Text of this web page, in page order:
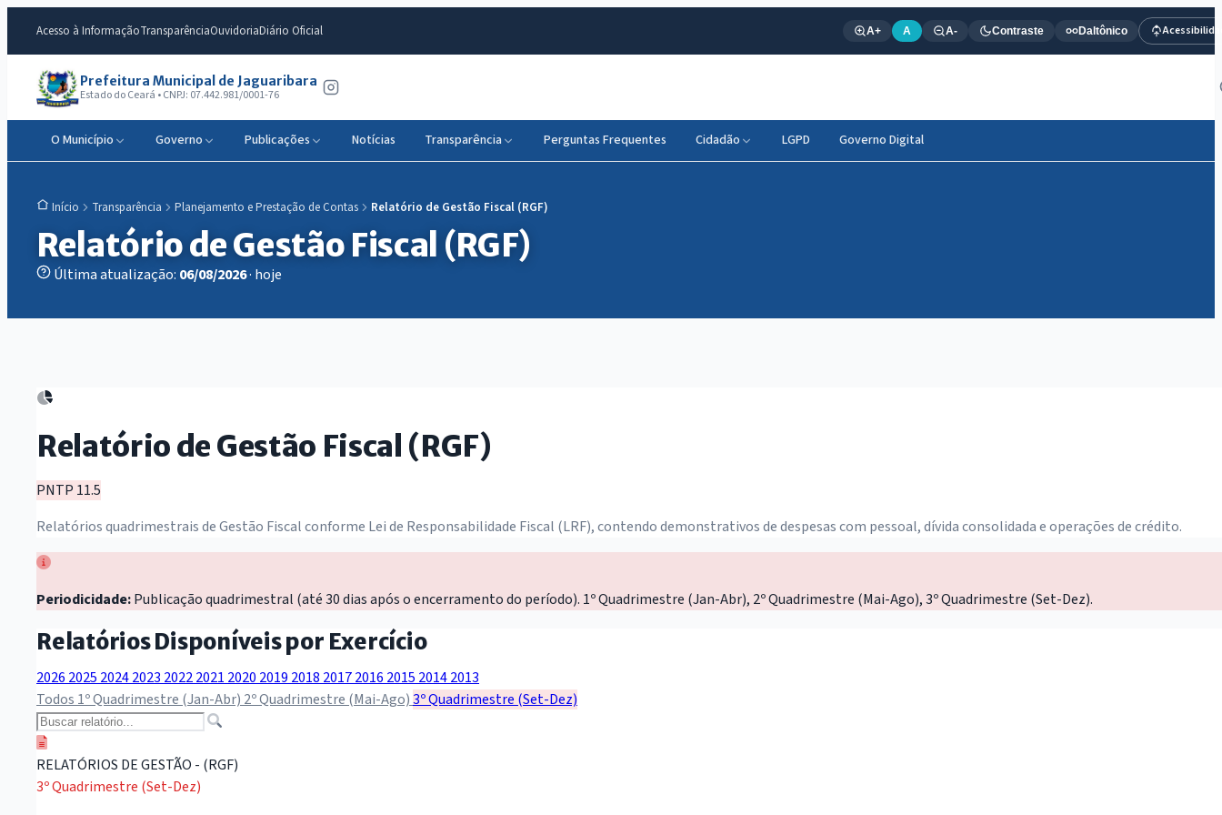
Acesso à InformaçãoTransparênciaOuvidoriaDiário Oficial A+ A A- Contraste Daltônico
Prefeitura Municipal de Jaguaribara
Estado do Ceará • CNPJ: 07.442.981/0001-76
O Município Governo Publicações Notícias Transparência Perguntas Frequentes Cidadão LGPD Governo Digital
Início Transparência Planejamento e Prestação de Contas Relatório de Gestão Fiscal (RGF)
Relatório de Gestão Fiscal (RGF)
Última atualização: 06/08/2026· hoje
Relatório de Gestão Fiscal (RGF)
PNTP 11.5
Relatórios quadrimestrais de Gestão Fiscal conforme Lei de Responsabilidade Fiscal (LRF), contendo demonstrativos de despesas com pessoal, dívida consolidada e operações de crédito.
Periodicidade:Publicação quadrimestral (até 30 dias após o encerramento do período). 1º Quadrimestre (Jan-Abr), 2º Quadrimestre (Mai-Ago), 3º Quadrimestre (Set-Dez).
Relatórios Disponíveis por Exercício
2026 2025 20242023 20222021 2020 2019 2018 20172016 2015 20142013
Todos 1º Quadrimestre (Jan-Abr) 2º Quadrimestre (Mai-Ago)3º Quadrimestre (Set-Dez)
RELATÓRIOS DE GESTÃO - (RGF)
3º Quadrimestre (Set-Dez)